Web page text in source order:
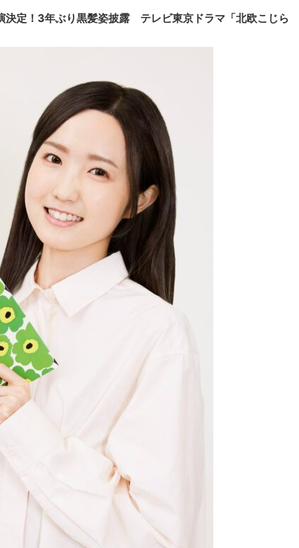
決定！3年ぶり黒髪姿披露 テレビ東京ドラマ「北欧こじら